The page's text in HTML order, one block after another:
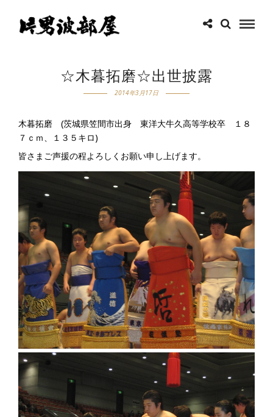
☆木暮拓磨☆出世披露
2014年3月17日
木暮拓磨 (茨城県笠間市出身 東洋大牛久高等学校卒 １８
７ｃｍ、１３５キロ)
皆さまご声援の程よろしくお願い申し上げます。